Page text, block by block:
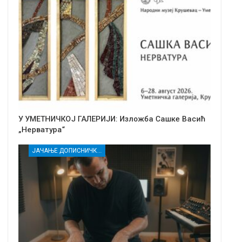
У УМЕТНИЧКОЈ ГАЛЕРИЈИ: Изложба Сашке Васић
„Нерватура“